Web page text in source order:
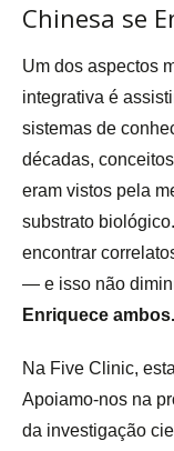
Chinesa se
Um dos aspectos
integrativa é
sistemas de
décadas,
eram vistos pela
substrato
encontrar
— e isso não
Enriquece ambos.
Na Five Clinic,
Apoiamo-nos na
da investigação